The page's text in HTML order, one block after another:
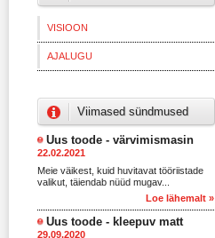
VISIOON
AJALUGU
Viimased sündmused
Uus toode - värvimismasin
22.02.2021
Meie väikest, kuid huvitavat tööriistade
valikut, täiendab nüüd mugav...
Loe lähemalt »
Uus toode - kleepuv matt
29.09.2020